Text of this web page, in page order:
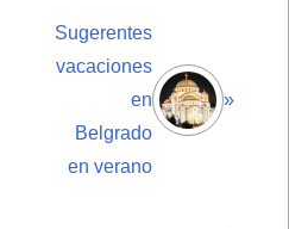
Sugerentes
vacaciones
en
Belgrado
en verano
»